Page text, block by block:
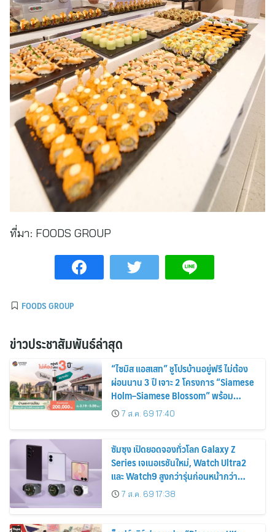
ที่มา: FOODS GROUP
FOODS GROUP
ข่าวประชาสัมพันธ์ล่าสุด
“ไซมิส แอสเสท” ชูโปรบ้านอยู่ฟรี ไม่ต้อง
ผ่อนนาน 3 ปี เจาะ 2 โครงการ “Siamese
Holm–Siamese Blossom” พร้อม
ส่วนลดและสิทธิพิเศษถึง 31 สิงหาคม
2569
7 ส.ค. 69 17:40
ซัมซุง เปิดยอดจองทั่วโลก Galaxy Z
Series เจเนอเรชันใหม่, Watch Ultra2
และ Watch9 สูงกว่ารุ่นก่อนหน้ากว่า
30%7 ส.ค. 69 17:38